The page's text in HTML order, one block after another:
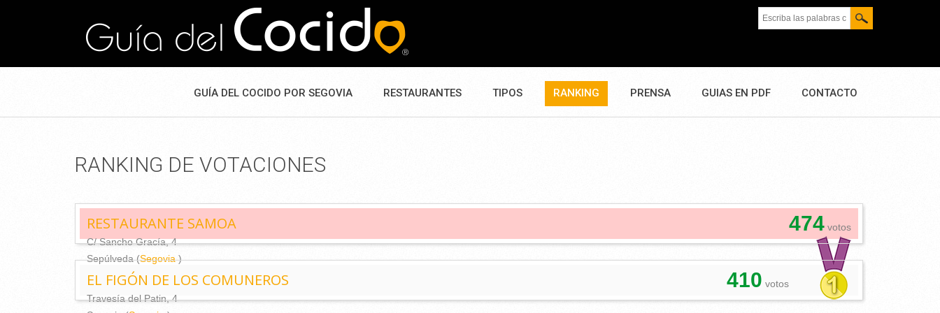
Escriba las palabras clave.
GUÍA DEL COCIDO POR SEGOVIA RESTAURANTES TIPOS RANKING PRENSA GUIAS EN PDF CONTACTO
RANKING DE VOTACIONES
RESTAURANTE SAMOA
C/ Sancho Gracía, 4
Sepúlveda (Segovia )
474 votos
EL FIGÓN DE LOS COMUNEROS
Travesía del Patin, 4
410 votos